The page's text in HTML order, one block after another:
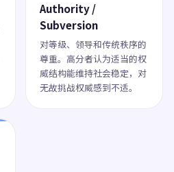
Authority /
Subversion
对等级、领导和传统秩序的
尊重。高分者认为适当的权
威结构能维持社会稳定，对
无故挑战权威感到不适。